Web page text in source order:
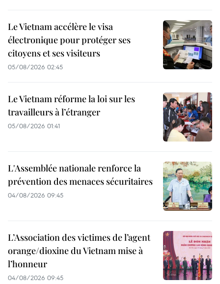
Le Vietnam accélère le visa
électronique pour protéger ses
citoyens et ses visiteurs
05/08/2026 02:45
Le Vietnam réforme la loi sur les
travailleurs à l’étranger
05/08/2026 01:41
L'Assemblée nationale renforce la
prévention des menaces sécuritaires
04/08/2026 09:45
L’Association des victimes de l’agent
orange/dioxine du Vietnam mise à
l’honneur
04/08/2026 09:45